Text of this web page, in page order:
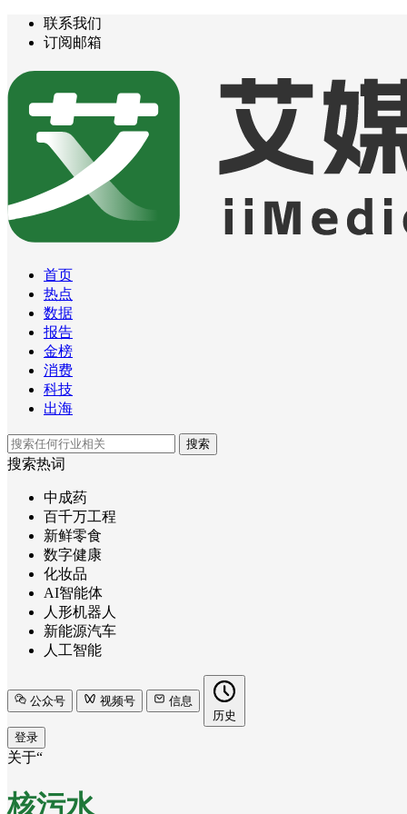
联系我们
订阅邮箱
首页
热点
数据
报告
金榜
消费
科技
出海
搜索
搜索热词
中成药
百千万工程
新鲜零食
数字健康
化妆品
AI智能体
人形机器人
新能源汽车
人工智能
公众号 视频号
信息
历史
登录
关于“
核污水